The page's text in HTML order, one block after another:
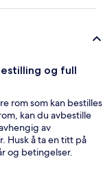
og full
rom som kan bestilles
kan du avbestille
av
Husk å ta en titt på
og betingelser.